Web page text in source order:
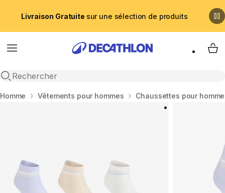
Livraison Gratuite sur une sélection de produits
Menu
Recherche ouverte
My
Accueil
Homme Vêtements pour hommes Chaussettes pour